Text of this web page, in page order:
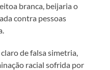
branca, beijaria o
contra pessoas
de falsa simetria,
racial sofrida por